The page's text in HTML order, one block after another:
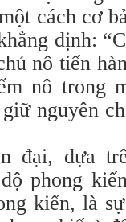
cách cơ
định:
nô tiến
nô trong
nguyên
đại, dựa
phong
kiến, là